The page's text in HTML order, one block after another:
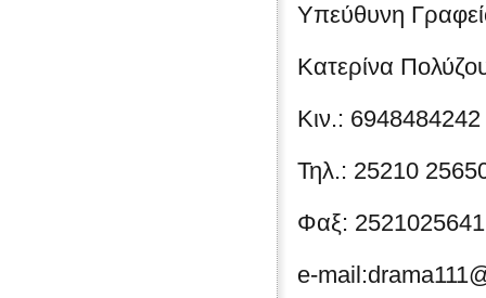
Υπεύθυνη
Κατερίνα
Κιν.: 6948484242
Τηλ.: 25210
Φαξ: 2521025641
e-